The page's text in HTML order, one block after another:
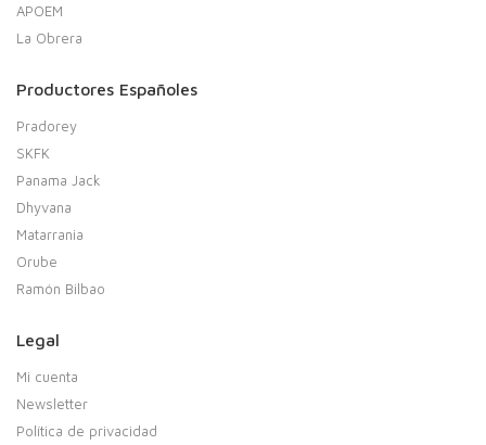
APOEM
La Obrera
Productores Españoles
Pradorey
SKFK
Panama Jack
Dhyvana
Matarrania
Orube
Ramón Bilbao
Legal
Mi cuenta
Newsletter
Política de privacidad